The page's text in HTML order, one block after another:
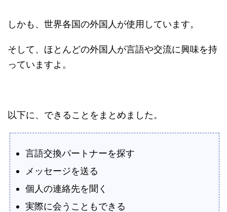
しかも、世界各国の外国人が使用しています。
そして、ほとんどの外国人が言語や交流に興味を持
っていますよ。
以下に、できることをまとめました。
言語交換パートナーを探す
メッセージを送る
個人の連絡先を聞く
実際に会うこともできる